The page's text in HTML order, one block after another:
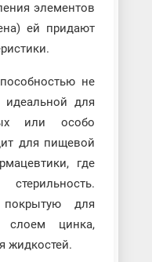
элементов
ей придают
не
идеальной для
или особо
для пищевой
где
для
цинка,
жидкостей.